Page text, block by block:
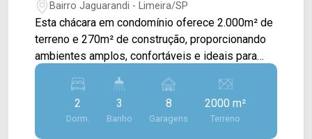
Bairro Jaguarandi - Limeira/SP
Esta chácara em condomínio oferece 2.000m² de
terreno e 270m² de construção, proporcionando
ambientes amplos, confortáveis e ideais para
quem busca qualidade de vida em meio à
natureza. O imóvel dispõe de sala de estar
integrada à cozinha, criando um espaço funcional
e acolhedor, além de varanda com vista para a
2
Dorm.
3
Banho
8
Garagens
2000 m²
Terreno